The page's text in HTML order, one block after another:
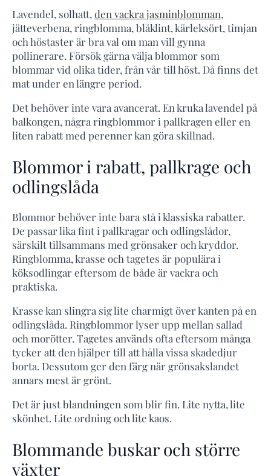
Lavendel, solhatt, den vackra jasminblomman,
jätteverbena, ringblomma, blåklint, kärleksört, timjan
och höstaster är bra val om man vill gynna
pollinerare. Försök gärna välja blommor som
blommar vid olika tider, från vår till höst. Då finns det
mat under en längre period.
Det behöver inte vara avancerat. En kruka lavendel på
balkongen, några ringblommor i pallkragen eller en
liten rabatt med perenner kan göra skillnad.
Blommor i rabatt, pallkrage och
odlingslåda
Blommor behöver inte bara stå i klassiska rabatter.
De passar lika fint i pallkragar och odlingslådor,
särskilt tillsammans med grönsaker och kryddor.
Ringblomma, krasse och tagetes är populära i
köksodlingar eftersom de både är vackra och
praktiska.
Krasse kan slingra sig lite charmigt över kanten på en
odlingslåda. Ringblommor lyser upp mellan sallad
och morötter. Tagetes används ofta eftersom många
tycker att den hjälper till att hålla vissa skadedjur
borta. Dessutom ger den färg när grönsakslandet
annars mest är grönt.
Det är just blandningen som blir fin. Lite nytta, lite
skönhet. Lite ordning och lite kaos.
Blommande buskar och större
växter